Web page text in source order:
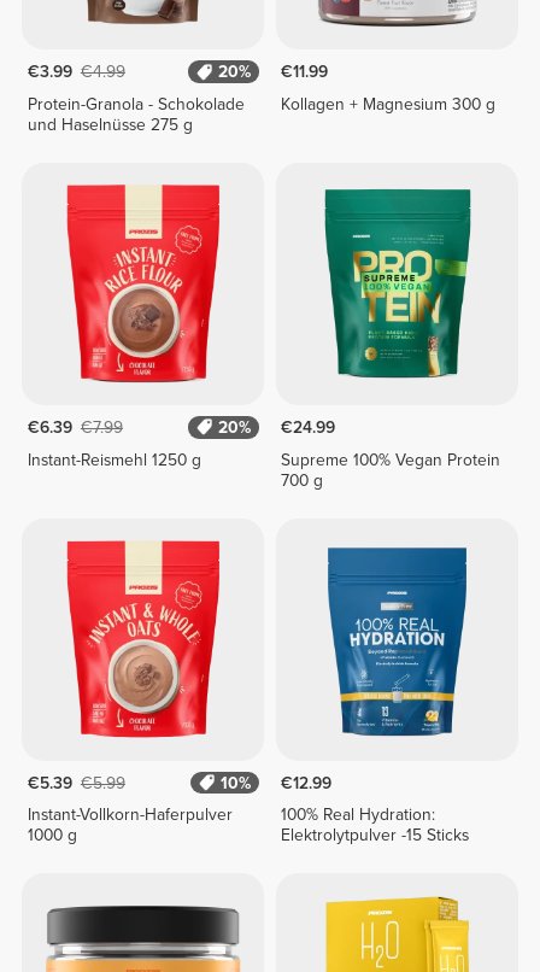
€3.99 €4.99
20%
Protein-Granola - Schokolade
und Haselnüsse 275 g
€11.99
Kollagen + Magnesium 300 g
€6.39 €7.99
20%
Instant-Reismehl 1250 g
€24.99
Supreme 100% Vegan Protein
700 g
€5.39 €5.99
10%
Instant-Vollkorn-Haferpulver
1000 g
€12.99
100% Real Hydration:
Elektrolytpulver -15 Sticks